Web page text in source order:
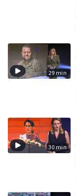
29 min
30 min